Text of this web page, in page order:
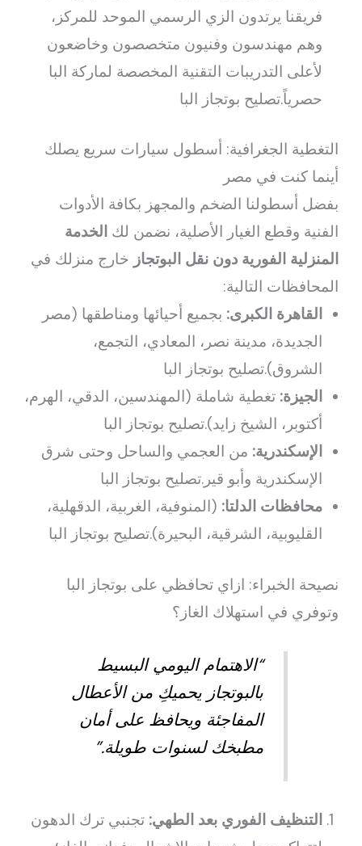
فريقنا يرتدون الزي الرسمي الموحد للمركز،
وهم مهندسون وفنيون متخصصون وخاضعون
لأعلى التدريبات التقنية المخصصة لماركة البا
حصرياً.تصليح بوتجاز البا
التغطية الجغرافية: أسطول سيارات سريع يصلك
أينما كنت في مصر
بفضل أسطولنا الضخم والمجهز بكافة الأدوات
الفنية وقطع الغيار الأصلية، نضمن لكالخدمة
المنزلية الفورية دون نقل البوتجاز خارج منزلك في
المحافظات التالية:
القاهرة الكبرى: بجميع أحيائها ومناطقها (مصر
الجديدة، مدينة نصر، المعادي، التجمع،
الشروق).تصليح بوتجاز البا
الجيزة: تغطية شاملة (المهندسين، الدقي، الهرم،
أكتوبر، الشيخ زايد).تصليح بوتجاز البا
الإسكندرية: من العجمي والساحل وحتى شرق
الإسكندرية وأبو قير.تصليح بوتجاز البا
محافظات الدلتا: (المنوفية، الغربية، الدقهلية،
القليوبية، الشرقية، البحيرة).تصليح بوتجاز البا
نصيحة الخبراء: ازاي تحافظي على بوتجاز البا
وتوفري في استهلاك الغاز؟
“الاهتمام اليومي البسيط
بالبوتجاز يحميكِ من الأعطال
المفاجئة ويحافظ على أمان
مطبخك لسنوات طويلة.”
التنظيف الفوري بعد الطهي: تجنبي ترك الدهون